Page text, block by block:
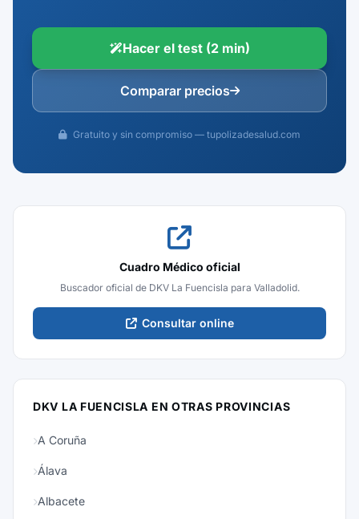
Hacer el test (2 min)
Comparar precios
Gratuito y sin compromiso — tupolizadesalud.com
Cuadro Médico oficial
Buscador oficial de DKV La Fuencisla para Valladolid.
Consultar online
DKV LA FUENCISLA EN OTRAS PROVINCIAS
A Coruña
Álava
Albacete